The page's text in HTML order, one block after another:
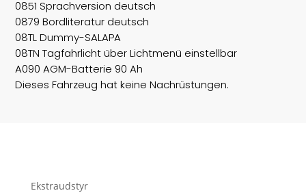
0851 Sprachversion deutsch
0879 Bordliteratur deutsch
08TL Dummy-SALAPA
08TN Tagfahrlicht über Lichtmenü einstellbar
A090 AGM-Batterie 90 Ah
Dieses Fahrzeug hat keine Nachrüstungen.
Ekstraudstyr